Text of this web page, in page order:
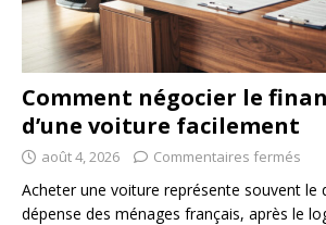
Comment négocier le
d’une voiture facilement
août 4, 2026 Commentaires fermés
Acheter une voiture représente souvent le
dépense des ménages français, après le